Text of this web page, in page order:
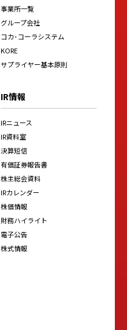
事業所一覧
グループ会社
コカ･コーラシステム
KORE
サプライヤー基本原則
IR情報
IRニュース
IR資料室
決算短信
有価証券報告書
株主総会資料
IRカレンダー
株価情報
財務ハイライト
電子公告
株式情報